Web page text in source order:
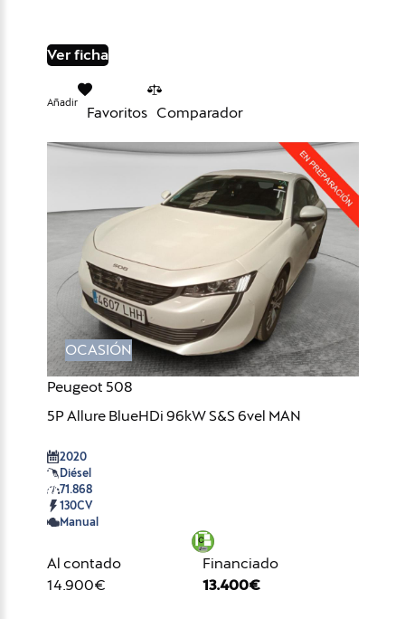
Ver ficha
Añadir
Favoritos Comparador
OCASIÓN
Peugeot 508
5P Allure BlueHDi 96kW S&S 6vel MAN
2020
Diésel
71.868
130CV
Manual
Al contado
14.900€
Financiado
13.400€